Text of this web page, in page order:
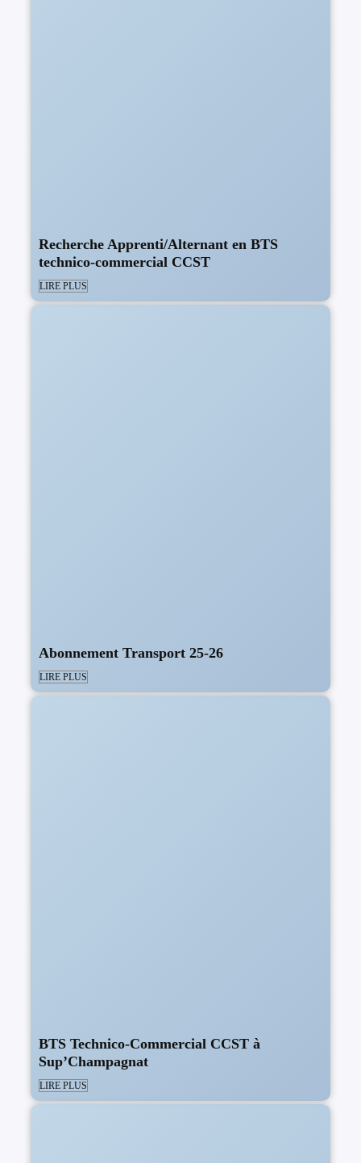
Recherche Apprenti/Alternant en BTS
technico-commercial CCST
LIRE PLUS
Abonnement Transport 25-26
LIRE PLUS
BTS Technico-Commercial CCST à
Sup’Champagnat
LIRE PLUS